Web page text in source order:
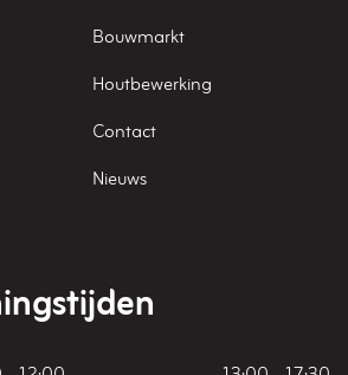
Bouwmarkt
Houtbewerking
Contact
Nieuws